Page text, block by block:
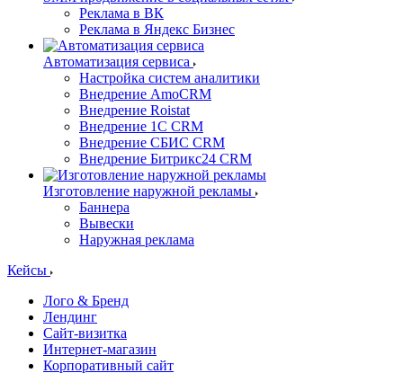
Реклама в ВК
Реклама в Яндекс Бизнес
Автоматизация сервиса
Настройка систем аналитики
Внедрение AmoCRM
Внедрение Roistat
Внедрение 1С CRM
Внедрение СБИС CRM
Внедрение Битрикс24 CRM
Изготовление наружной рекламы
Баннера
Вывески
Наружная реклама
Кейсы
Лого & Бренд
Лендинг
Сайт-визитка
Интернет-магазин
Корпоративный сайт